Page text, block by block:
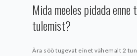
KONTAKT
Mida meeles pidada enne
tulemist?
Ära söö tugevat einet vähemalt 2